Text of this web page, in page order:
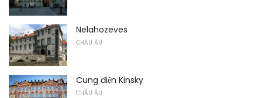
Nelahozeves
CHÂU ÂU
Cung điện Kinsky
CHÂU ÂU